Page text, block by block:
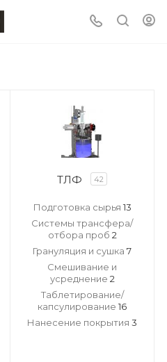
ТЛФ 42
Подготовка сырья 13
Системы трансфера/
отбора проб 2
Грануляция и сушка 7
Смешивание и
усреднение 2
Таблетирование/
капсулирование 16
Нанесение покрытия 3